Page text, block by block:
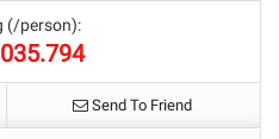
(/person):
Send To Friend